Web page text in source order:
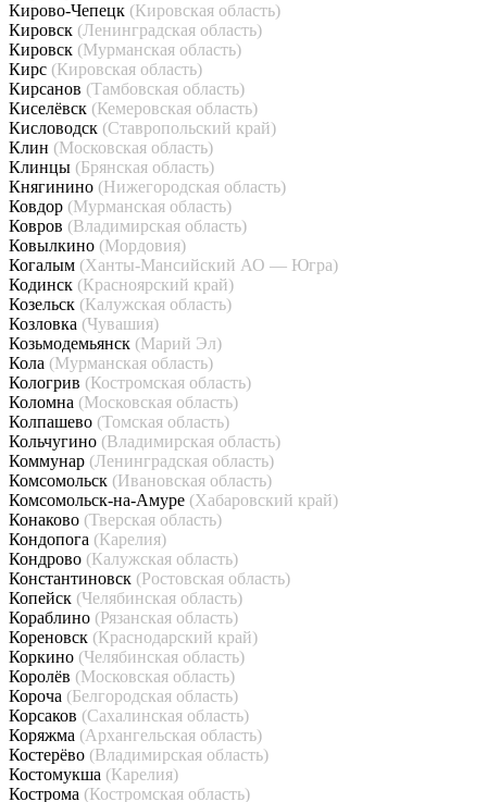
Кирово-Чепецк (Кировская область)
Кировск (Ленинградская область)
Кировск (Мурманская область)
Кирс (Кировская область)
Кирсанов (Тамбовская область)
Киселёвск (Кемеровская область)
Кисловодск (Ставропольский край)
Клин (Московская область)
Клинцы (Брянская область)
Княгинино (Нижегородская область)
Ковдор (Мурманская область)
Ковров (Владимирская область)
Ковылкино (Мордовия)
Когалым (Ханты-Мансийский АО — Югра)
Кодинск (Красноярский край)
Козельск (Калужская область)
Козловка (Чувашия)
Козьмодемьянск (Марий Эл)
Кола (Мурманская область)
Кологрив (Костромская область)
Коломна (Московская область)
Колпашево (Томская область)
Кольчугино (Владимирская область)
Коммунар (Ленинградская область)
Комсомольск (Ивановская область)
Комсомольск-на-Амуре (Хабаровский край)
Конаково (Тверская область)
Кондопога (Карелия)
Кондрово (Калужская область)
Константиновск (Ростовская область)
Копейск (Челябинская область)
Кораблино (Рязанская область)
Кореновск (Краснодарский край)
Коркино (Челябинская область)
Королёв (Московская область)
Короча (Белгородская область)
Корсаков (Сахалинская область)
Коряжма (Архангельская область)
Костерёво (Владимирская область)
Костомукша (Карелия)
Кострома (Костромская область)